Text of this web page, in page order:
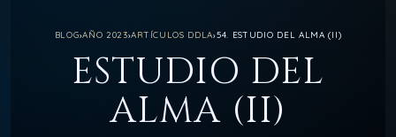
BLOG›AÑO 2023›ARTÍCULOS DDLA›54. ESTUDIO DEL ALMA (II)
ESTUDIO DEL
ALMA (II)